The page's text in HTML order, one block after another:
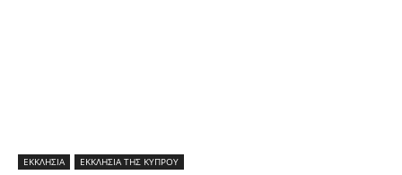
ΕΚΚΛΗΣΙΑ ΕΚΚΛΗΣΙΑ ΤΗΣ ΚΥΠΡΟΥ